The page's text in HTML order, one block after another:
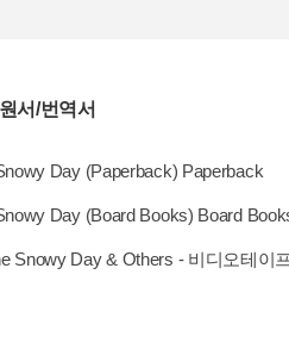
서/번역서
Day (Paperback) Paperback
Day (Board Books) Board
Snowy Day & Others - 비디오테이